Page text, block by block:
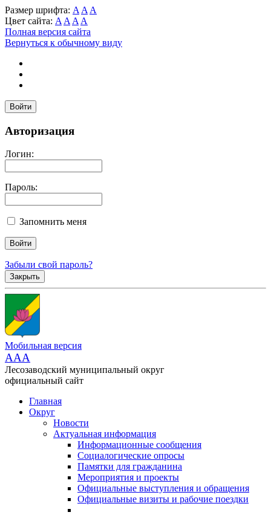
Размер шрифта: A A A
Цвет сайта: A A A A
Полная версия сайта
Вернуться к обычному виду
Войти
Авторизация
Логин:
Пароль:
Запомнить меня
Забыли свой пароль?
Закрыть
Мобильная версия
AAA
Лесозаводский муниципальный округ
официальный сайт
Главная
Округ
Новости
Актуальная информация
Информационные сообщения
Социалогические опросы
Памятки для гражданина
Мероприятия и проекты
Официальные выступления и обращения
Официальные визиты и рабочие поездки